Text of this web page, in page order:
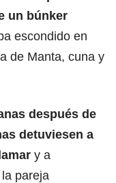
un búnker
escondido en
de Manta, cuna y
después de
detuviesen a
y a
pareja